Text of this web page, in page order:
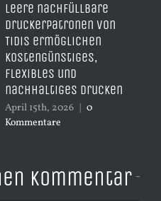
Leere nachfüllbare
Druckerpatronen von
TiDis ermöglichen
kostengünstiges,
flexibles und
nachhaltiges Drucken
April 15th, 2026 | 0
Kommentare
Kommentar